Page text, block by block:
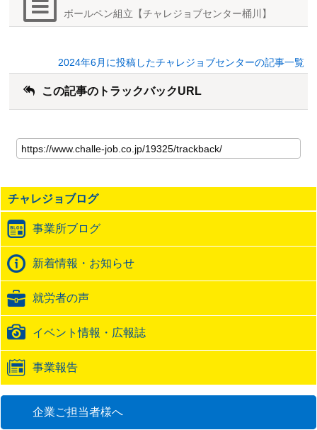
ボールペン組立【チャレジョブセンター桶川】
2024年6月に投稿したチャレジョブセンターの記事一覧
この記事のトラックバックURL
の
記
の
ト
ラ
ッ
ク
バ
ッ
URL
チャレジョブログ
事業所ブログ
新着情報・お知らせ
就労者の声
イベント情報・広報誌
事業報告
企業ご担当者様へ